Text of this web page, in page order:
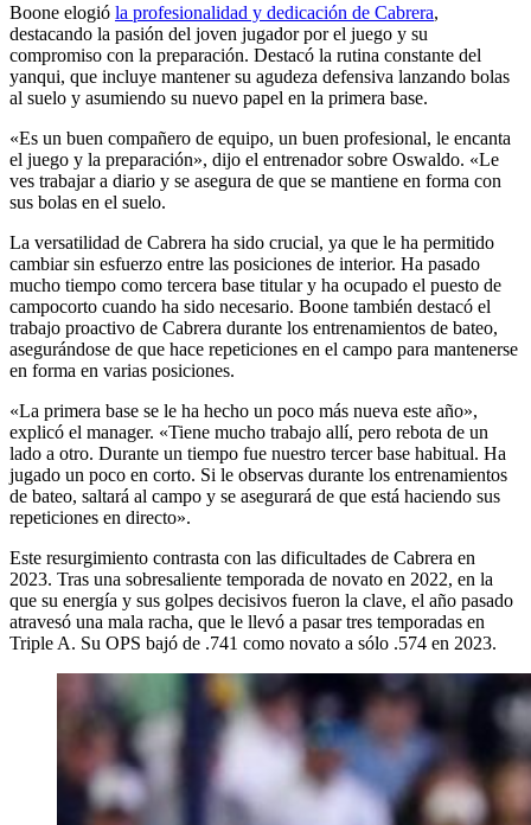
Boone elogió la profesionalidad y dedicación de Cabrera,
destacando la pasión del joven jugador por el juego y su
compromiso con la preparación. Destacó la rutina constante del
yanqui, que incluye mantener su agudeza defensiva lanzando bolas
al suelo y asumiendo su nuevo papel en la primera base.
«Es un buen compañero de equipo, un buen profesional, le encanta
el juego y la preparación», dijo el entrenador sobre Oswaldo. «Le
ves trabajar a diario y se asegura de que se mantiene en forma con
sus bolas en el suelo.
La versatilidad de Cabrera ha sido crucial, ya que le ha permitido
cambiar sin esfuerzo entre las posiciones de interior. Ha pasado
mucho tiempo como tercera base titular y ha ocupado el puesto de
campocorto cuando ha sido necesario. Boone también destacó el
trabajo proactivo de Cabrera durante los entrenamientos de bateo,
asegurándose de que hace repeticiones en el campo para mantenerse
en forma en varias posiciones.
«La primera base se le ha hecho un poco más nueva este año»,
explicó el manager. «Tiene mucho trabajo allí, pero rebota de un
lado a otro. Durante un tiempo fue nuestro tercer base habitual. Ha
jugado un poco en corto. Si le observas durante los entrenamientos
de bateo, saltará al campo y se asegurará de que está haciendo sus
repeticiones en directo».
Este resurgimiento contrasta con las dificultades de Cabrera en
2023. Tras una sobresaliente temporada de novato en 2022, en la
que su energía y sus golpes decisivos fueron la clave, el año pasado
atravesó una mala racha, que le llevó a pasar tres temporadas en
Triple A. Su OPS bajó de .741 como novato a sólo .574 en 2023.